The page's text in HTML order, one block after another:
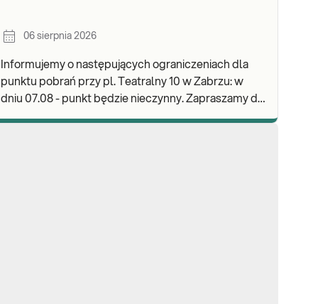
06 sierpnia 2026
Informujemy o następujących ograniczeniach dla
punktu pobrań przy pl. Teatralny 10 w Zabrzu: w
dniu 07.08 - punkt będzie nieczynny. Zapraszamy do